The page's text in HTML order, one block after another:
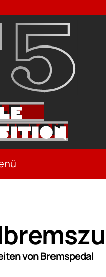
von Bremspedal